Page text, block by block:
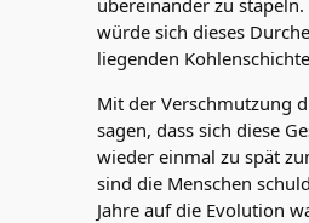
übereinander zu
würde sich dieses
liegenden
Mit der Verschmutzung
sagen, dass sich diese
wieder einmal zu spät
sind die Menschen
Jahre auf die Evolution